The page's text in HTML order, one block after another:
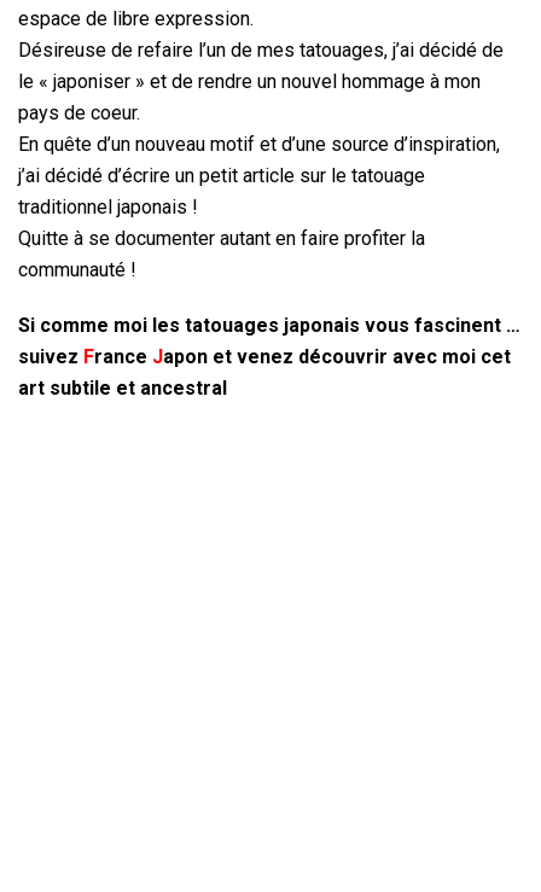
espace de libre expression.
Désireuse de refaire l’un de mes tatouages, j’ai décidé de
le « japoniser » et de rendre un nouvel hommage à mon
pays de coeur.
En quête d’un nouveau motif et d’une source d’inspiration,
j’ai décidé d’écrire un petit article sur le tatouage
traditionnel japonais !
Quitte à se documenter autant en faire profiter la
communauté !
Si comme moi les tatouages japonais vous fascinent …
suivez France Japon et venez découvrir avec moi cet
art subtile et ancestral